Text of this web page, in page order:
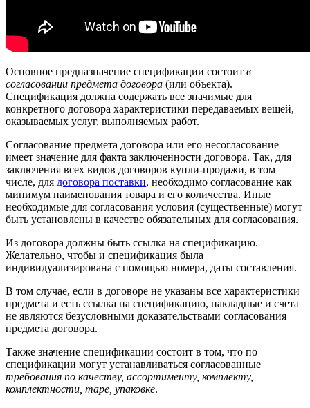
Основное предназначение спецификации состоит в
согласовании предмета договора (или объекта).
Спецификация должна содержать все значимые для
конкретного договора характеристики передаваемых вещей,
оказываемых услуг, выполняемых работ.
Согласование предмета договора или его несогласование
имеет значение для факта заключенности договора. Так, для
заключения всех видов договоров купли-продажи, в том
числе, для договора поставки, необходимо согласование как
минимум наименования товара и его количества. Иные
необходимые для согласования условия (существенные) могут
быть установлены в качестве обязательных для согласования.
Из договора должны быть ссылка на спецификацию.
Желательно, чтобы и спецификация была
индивидуализирована с помощью номера, даты составления.
В том случае, если в договоре не указаны все характеристики
предмета и есть ссылка на спецификацию, накладные и счета
не являются безусловными доказательствами согласования
предмета договора.
Также значение спецификации состоит в том, что по
спецификации могут устанавливаться согласованные
требования по качеству, ассортименту, комплекту,
комплектности, таре, упаковке.